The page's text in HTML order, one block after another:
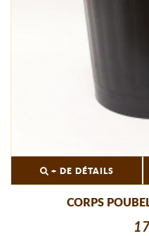
+ DE DÉTAILS
CORPS